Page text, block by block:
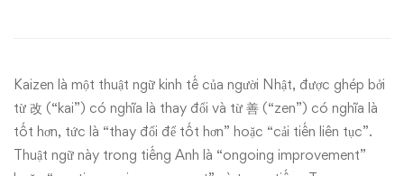
Kaizen là một thuật ngữ kinh tế của người Nhật, được ghép bởi
từ 改 (“kai”) có nghĩa là thay đổi và từ 善 (“zen”) có nghĩa là
tốt hơn, tức là “thay đổi để tốt hơn” hoặc “cải tiến liên tục”.
Thuật ngữ này trong tiếng Anh là “ongoing improvement”